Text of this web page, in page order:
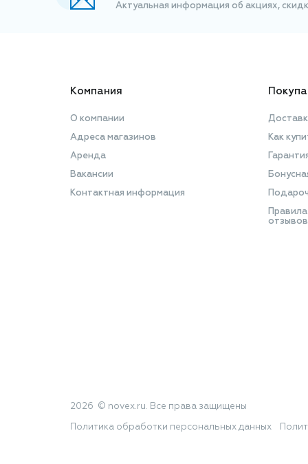
Актуальная информация об акциях,
Компания
О компании
Адреса магазинов
Аренда
Вакансии
Контактная информация
Как
2026 © novex.ru. Все права защищены
Политика обработки персональных данных